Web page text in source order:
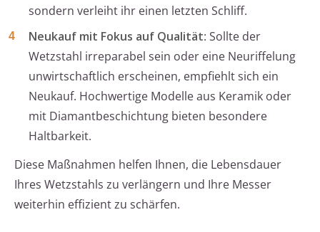
sondern verleiht ihr einen letzten Schliff.
Neukauf mit Fokus auf Qualität: Sollte der
Wetzstahl irreparabel sein oder eine Neuriffelung
unwirtschaftlich erscheinen, empfiehlt sich ein
Neukauf. Hochwertige Modelle aus Keramik oder
mit Diamantbeschichtung bieten besondere
Haltbarkeit.
Diese Maßnahmen helfen Ihnen, die Lebensdauer
Ihres Wetzstahls zu verlängern und Ihre Messer
weiterhin effizient zu schärfen.